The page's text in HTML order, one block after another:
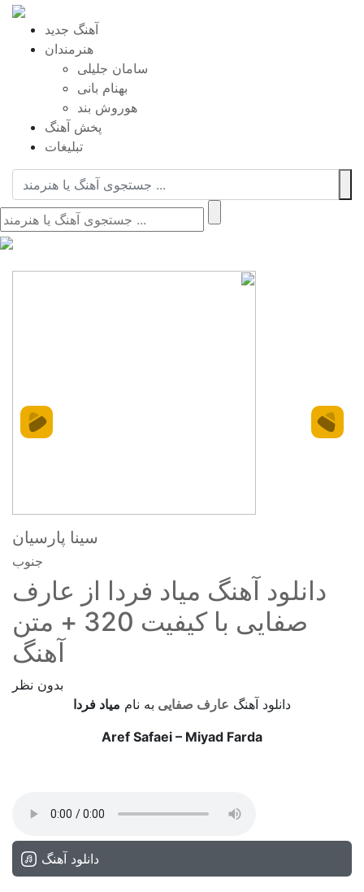
آهنگ جدید
هنرمندان
سامان جلیلی
بهنام بانی
هوروش بند
پخش آهنگ
تبلیغات
سینا پارسیان
جنوب
دانلود آهنگ میاد فردا از عارف
صفایی با کیفیت 320 + متن
آهنگ
بدون نظر
دانلود آهنگ عارف صفایی به نام میاد فردا
Aref Safaei – Miyad Farda
دانلود آهنگ